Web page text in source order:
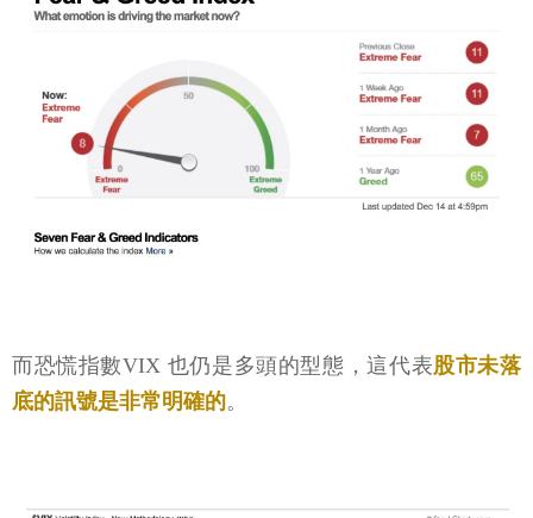
而恐慌指數VIX 也仍是多頭的型態，這代表股市未落
底的訊號是非常明確的。